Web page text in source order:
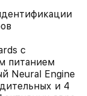
с
питанием
Neural Engine
и 4